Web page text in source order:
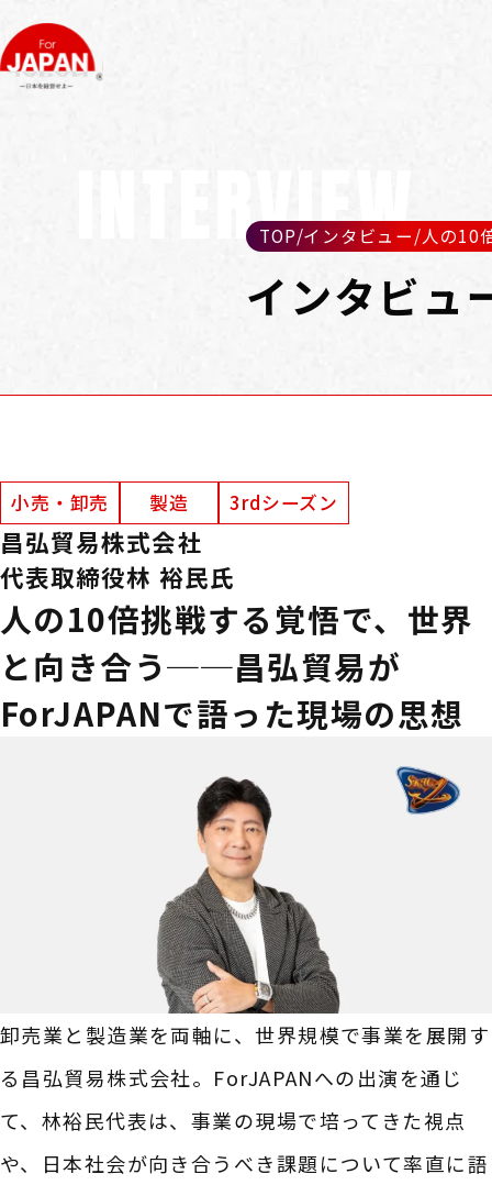
INTERVIEW
インタビュ
TOP/インタビュー/人の10
小売・卸売 製造 3rdシーズン
昌弘貿易株式会社
代表取締役林 裕民氏
人の10倍挑戦する覚悟で、世界
と向き合う──昌弘貿易が
ForJAPANで語った現場の思想
卸売業と製造業を両軸に、世界規模で事業を展開す
る昌弘貿易株式会社。ForJAPANへの出演を通じ
て、林裕民代表は、事業の現場で培ってきた視点
や、日本社会が向き合うべき課題について率直に語